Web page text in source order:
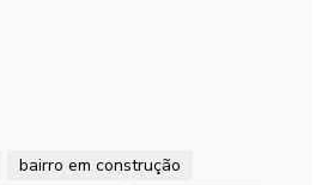
bairro em construção